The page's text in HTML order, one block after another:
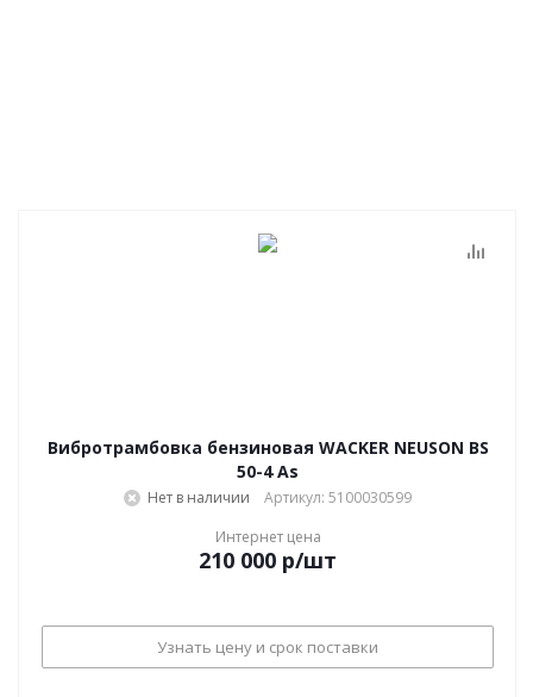
Вибротрамбовка бензиновая WACKER NEUSON BS
50-4 As
Нет в наличии
Артикул: 5100030599
Интернет цена
210 000 р/шт
Узнать цену и срок поставки